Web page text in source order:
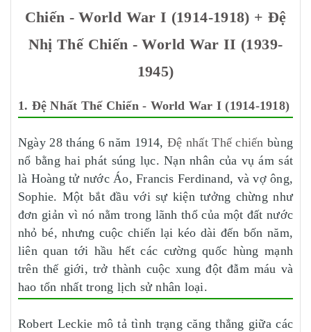
Chiến - World War I (1914-1918) + Đệ
Nhị Thế Chiến - World War II (1939-
1945)
1. Đệ Nhất Thế Chiến - World War I (1914-1918)
Ngày 28 tháng 6 năm 1914,Đệ nhất Thế chiến bùng
nổ bằng hai phát súng lục. Nạn nhân của vụ ám sát
là Hoàng tử nước Áo, Francis Ferdinand, và vợ ông,
Sophie. Một bắt đầu với sự kiện tưởng chừng như
đơn giản vì nó nằm trong lãnh thổ của một đất nước
nhỏ bé, nhưng cuộc chiến lại kéo dài đến bốn năm,
liên quan tới hầu hết các cường quốc hùng mạnh
trên thế giới, trở thành cuộc xung đột đẫm máu và
hao tổn nhất trong lịch sử nhân loại.
Robert Leckie mô tả tình trạng căng thẳng giữa các